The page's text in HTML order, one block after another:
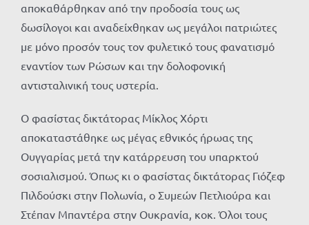
αποκαθάρθηκαν από την προδοσία τους ως
δωσίλογοι και αναδείχθηκαν ως μεγάλοι πατριώτες
με μόνο προσόν τους τον φυλετικό τους φανατισμό
εναντίον των Ρώσων και την δολοφονική
αντισταλινική τους υστερία.
Ο φασίστας δικτάτορας Μίκλος Χόρτι
αποκαταστάθηκε ως μέγας εθνικός ήρωας της
Ουγγαρίας μετά την κατάρρευση του υπαρκτού
σοσιαλισμού. Όπως κι ο φασίστας δικτάτορας Γιόζεφ
Πιλδούσκι στην Πολωνία, ο Συμεών Πετλιούρα και
Στέπαν Μπαντέρα στην Ουκρανία, κοκ. Όλοι τους